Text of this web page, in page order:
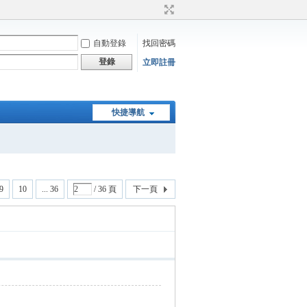
自動登錄
找回密碼
登錄
立即註冊
快捷導航
9 10 ... 36 / 36 頁 下一頁